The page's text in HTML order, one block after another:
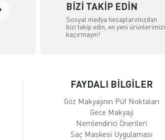
BIZI TAKIP EDIN
Sosyal medya hesaplarımızdan
bizi takip edin, en yeni ürünlerimizi
kaçırmayın!
FAYDALI BİLGİLER
Göz Makyajının Püf Noktaları
Gece Makyajı
Nemlendirici Önerileri
Saç Maskesi Uygulaması